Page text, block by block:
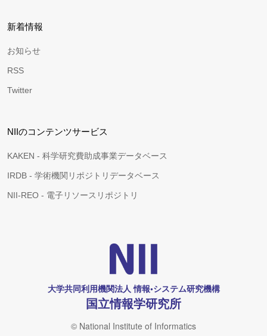
新着情報
お知らせ
RSS
Twitter
NIIのコンテンツサービス
KAKEN - 科学研究費助成事業データベース
IRDB - 学術機関リポジトリデータベース
NII-REO - 電子リソースリポジトリ
大学共同利用機関法人 情報•システム研究機構
国立情報学研究所
© National Institute of Informatics